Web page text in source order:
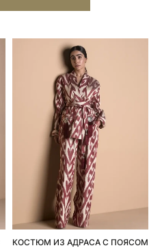
КОСТЮМ ИЗ АДРАСА С ПОЯСОМ